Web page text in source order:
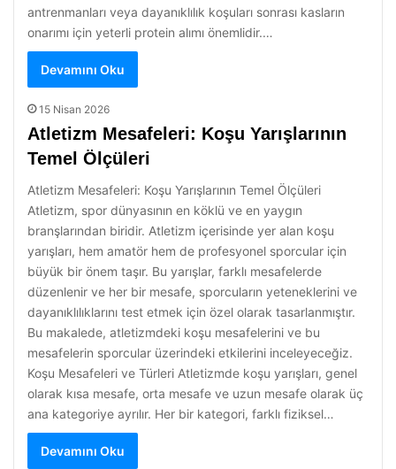
antrenmanları veya dayanıklılık koşuları sonrası kasların
onarımı için yeterli protein alımı önemlidir.…
Devamını Oku
15 Nisan 2026
Atletizm Mesafeleri: Koşu Yarışlarının
Temel Ölçüleri
Atletizm Mesafeleri: Koşu Yarışlarının Temel Ölçüleri
Atletizm, spor dünyasının en köklü ve en yaygın
branşlarından biridir. Atletizm içerisinde yer alan koşu
yarışları, hem amatör hem de profesyonel sporcular için
büyük bir önem taşır. Bu yarışlar, farklı mesafelerde
düzenlenir ve her bir mesafe, sporcuların yeteneklerini ve
dayanıklılıklarını test etmek için özel olarak tasarlanmıştır.
Bu makalede, atletizmdeki koşu mesafelerini ve bu
mesafelerin sporcular üzerindeki etkilerini inceleyeceğiz.
Koşu Mesafeleri ve Türleri Atletizmde koşu yarışları, genel
olarak kısa mesafe, orta mesafe ve uzun mesafe olarak üç
ana kategoriye ayrılır. Her bir kategori, farklı fiziksel…
Devamını Oku